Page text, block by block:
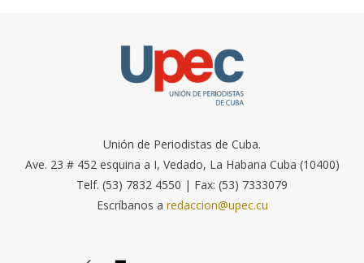
Unión de Periodistas de Cuba.
Ave. 23 # 452 esquina a I, Vedado, La Habana Cuba (10400)
Telf. (53) 7832 4550 | Fax: (53) 7333079
Escríbanos a redaccion@upec.cu